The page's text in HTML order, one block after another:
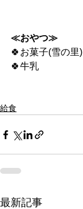
≪おやつ≫
🍀お菓子(雪の里)
🍀牛乳
給食
最新記事